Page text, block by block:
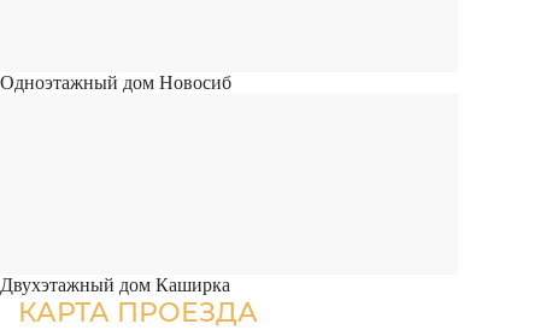
Одноэтажный дом Новосиб
Двухэтажный дом Каширка
КАРТА ПРОЕЗДА